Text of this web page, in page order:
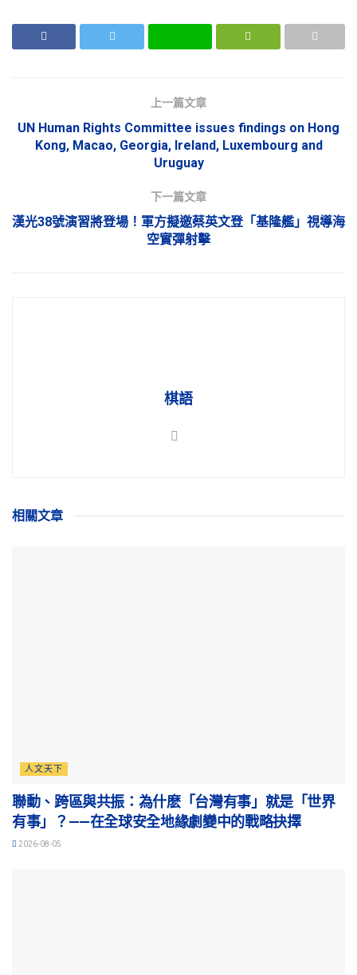
上一篇文章
UN Human Rights Committee issues findings on Hong
Kong, Macao, Georgia, Ireland, Luxembourg and
Uruguay
下一篇文章
漢光38號演習將登場！軍方擬邀蔡英文登「基隆艦」視導海
空實彈射擊
棋語
相關文章
人文天下
聯動、跨區與共振：為什麽「台灣有事」就是「世界
有事」？——在全球安全地緣劇變中的戰略抉擇
2026-08-05